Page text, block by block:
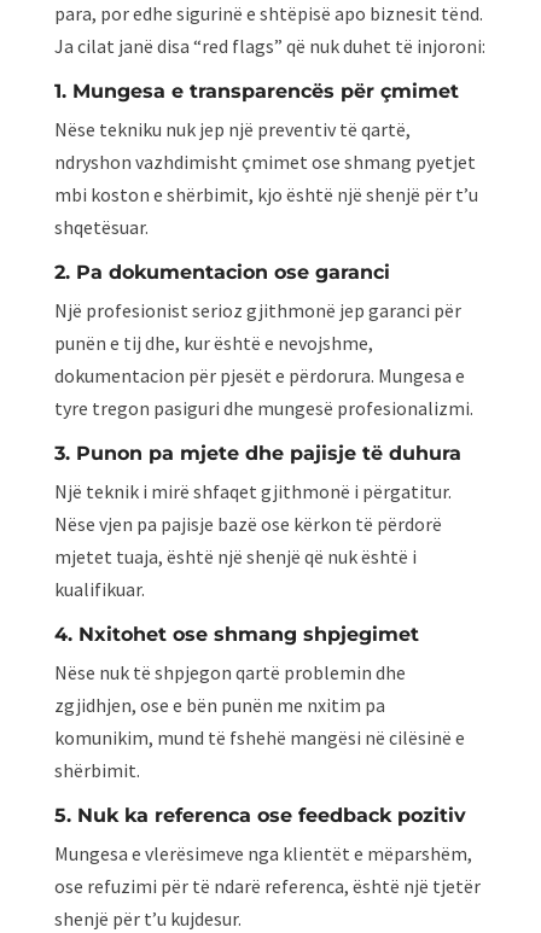
para, por edhe sigurinë e shtëpisë apo biznesit tënd.
Ja cilat janë disa “red flags” që nuk duhet të injoroni:
1. Mungesa e transparencës për çmimet
Nëse tekniku nuk jep një preventiv të qartë,
ndryshon vazhdimisht çmimet ose shmang pyetjet
mbi koston e shërbimit, kjo është një shenjë për t’u
shqetësuar.
2. Pa dokumentacion ose garanci
Një profesionist serioz gjithmonë jep garanci për
punën e tij dhe, kur është e nevojshme,
dokumentacion për pjesët e përdorura. Mungesa e
tyre tregon pasiguri dhe mungesë profesionalizmi.
3. Punon pa mjete dhe pajisje të duhura
Një teknik i mirë shfaqet gjithmonë i përgatitur.
Nëse vjen pa pajisje bazë ose kërkon të përdorë
mjetet tuaja, është një shenjë që nuk është i
kualifikuar.
4. Nxitohet ose shmang shpjegimet
Nëse nuk të shpjegon qartë problemin dhe
zgjidhjen, ose e bën punën me nxitim pa
komunikim, mund të fshehë mangësi në cilësinë e
shërbimit.
5. Nuk ka referenca ose feedback pozitiv
Mungesa e vlerësimeve nga klientët e mëparshëm,
ose refuzimi për të ndarë referenca, është një tjetër
shenjë për t’u kujdesur.